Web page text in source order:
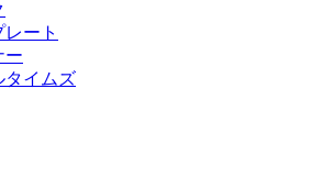
ート
ー
タイムズ